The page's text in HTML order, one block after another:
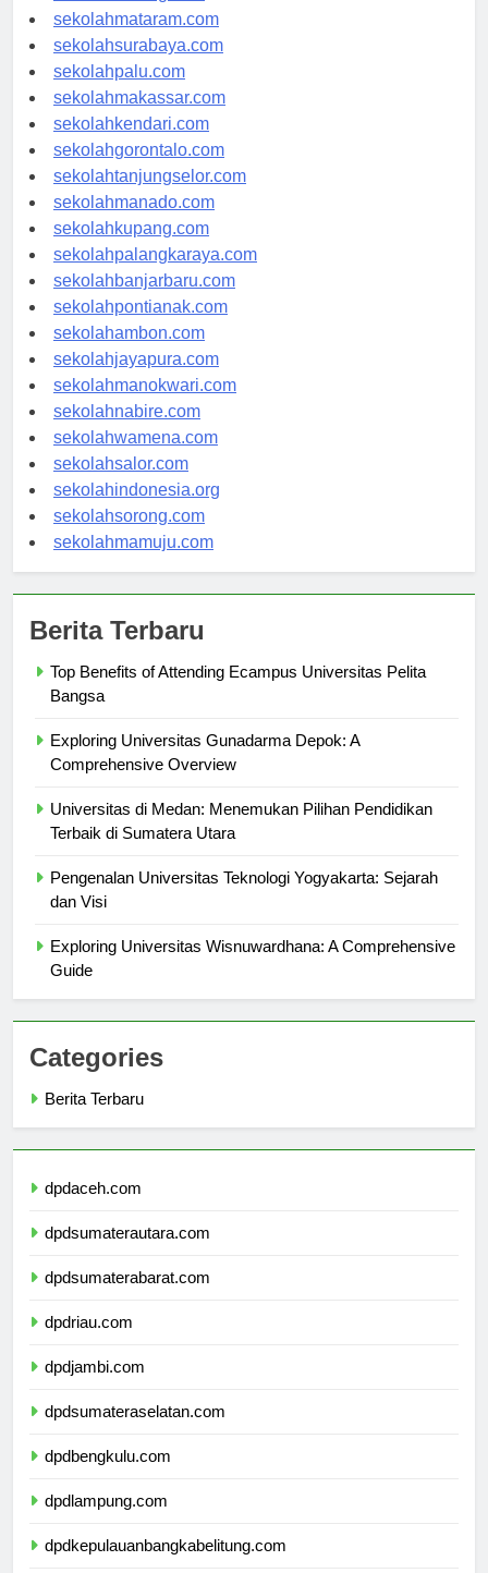
sekolahserang.com
sekolahmataram.com
sekolahsurabaya.com
sekolahpalu.com
sekolahmakassar.com
sekolahkendari.com
sekolahgorontalo.com
sekolahtanjungselor.com
sekolahmanado.com
sekolahkupang.com
sekolahpalangkaraya.com
sekolahbanjarbaru.com
sekolahpontianak.com
sekolahambon.com
sekolahjayapura.com
sekolahmanokwari.com
sekolahnabire.com
sekolahwamena.com
sekolahsalor.com
sekolahindonesia.org
sekolahsorong.com
Berita Terbaru
Top Benefits of Attending Ecampus Universitas Pelita
Exploring Universitas Gunadarma Depok: A
Universitas di Medan: Menemukan Pilihan Pendidikan
Pengenalan Universitas Teknologi Yogyakarta: Sejarah
Exploring Universitas Wisnuwardhana: A Comprehensive
Categories